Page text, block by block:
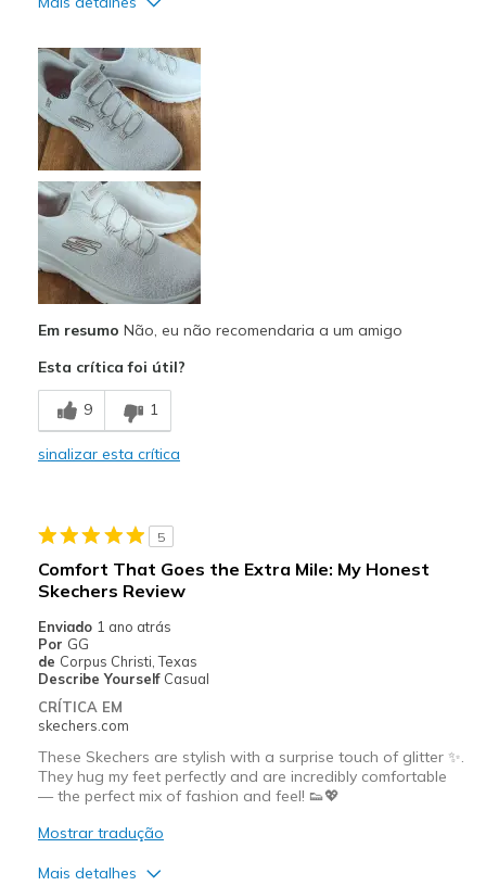
Attractive Design
Stylish
Contras
Poor Cushioning
Poor Support
Melhores utilizações
Width
Feels true to width
Sizing
View On Shoes
Em resumo Não, eu não recomendaria a um amigo
Esta crítica foi útil?
9 1
sinalizar esta crítica
5
Comfort That Goes the Extra Mile: My Honest
Skechers Review
Enviado 1 ano atrás
Por GG
de Corpus Christi, Texas
Describe Yourself Casual
CRÍTICA EM
skechers.com
These Skechers are stylish with a surprise touch of glitter ✨.
They hug my feet perfectly and are incredibly comfortable
— the perfect mix of fashion and feel! 👟💖
Mostrar tradução
Mais detalhes